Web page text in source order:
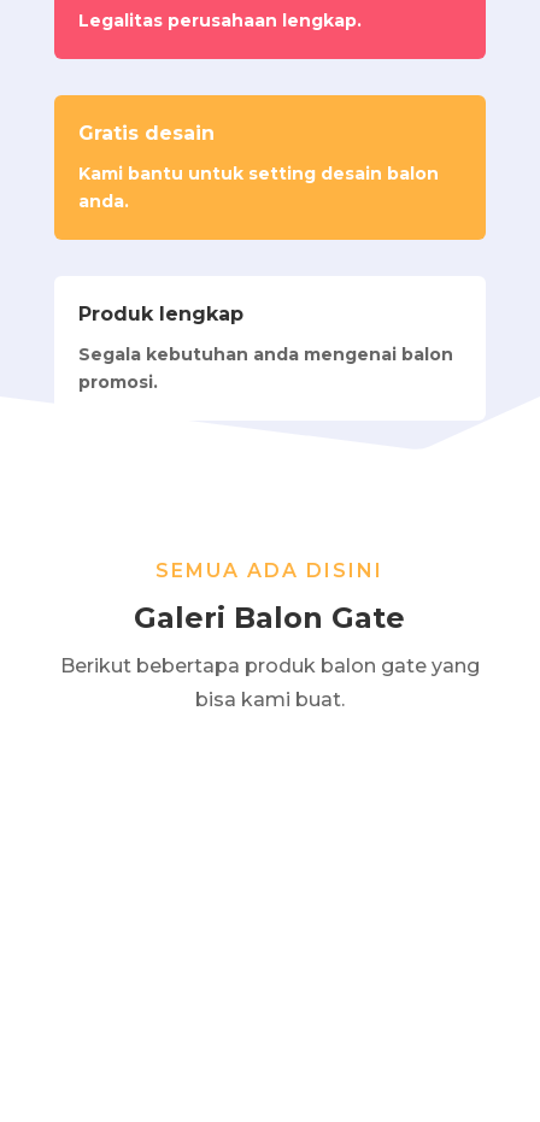
Legalitas perusahaan lengkap.
Gratis desain
Kami bantu untuk setting desain balon
anda.
Produk lengkap
Segala kebutuhan anda mengenai balon
promosi.
SEMUA ADA DISINI
Galeri Balon Gate
Berikut bebertapa produk balon gate yang
bisa kami buat.